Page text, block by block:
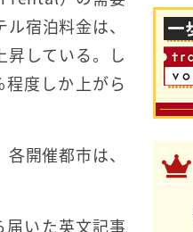
宿泊料金は、
している。し
度しか上がら
開催都市は、
届いた英文記事